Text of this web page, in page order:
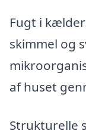
Fugt i
skimmel og
af huset
Strukturelle